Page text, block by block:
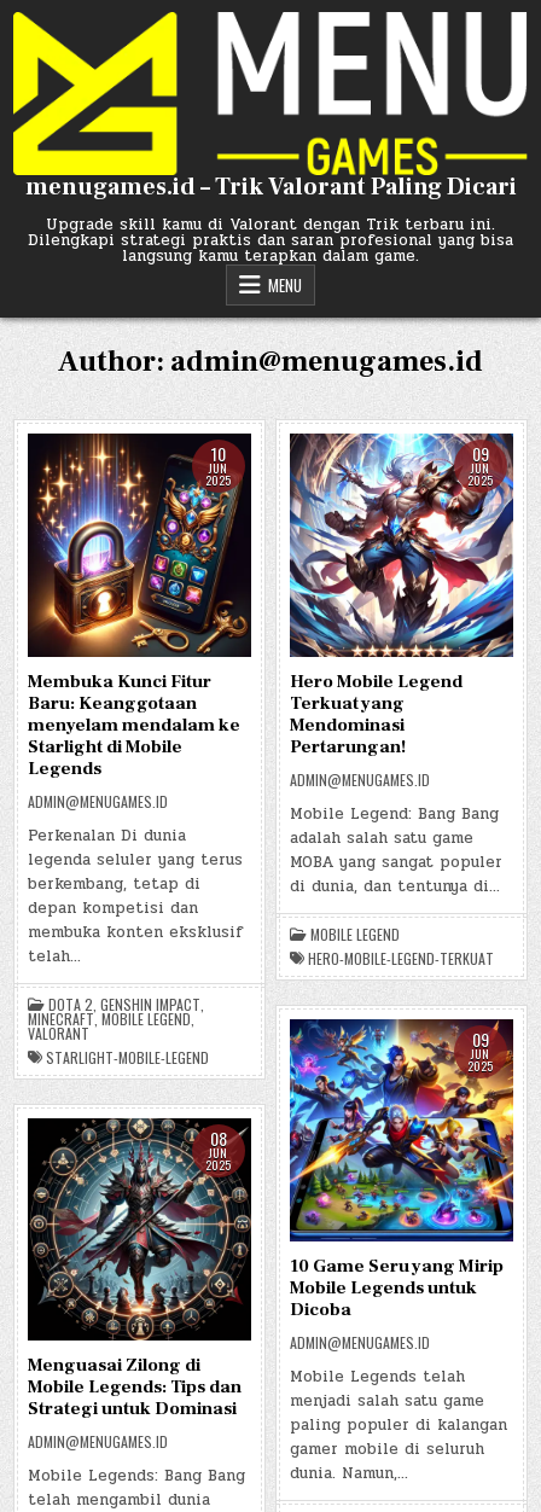
Skip
content
menugames.id – Trik Valorant Paling Dicari
Upgrade skill kamu di Valorant dengan Trik terbaru ini.
Dilengkapi strategi praktis dan saran profesional yang bisa
langsung kamu terapkan dalam game.
MENU
Author: admin@menugames.id
10
JUN
2025
Membuka Kunci Fitur
Baru: Keanggotaan
menyelam mendalam ke
Starlight di Mobile
Legends
ADMIN@MENUGAMES.ID
Perkenalan Di dunia
legenda seluler yang terus
berkembang, tetap di
depan kompetisi dan
membuka konten eksklusif
telah…
DOTA 2 ,GENSHIN IMPACT
MINECRAFT,MOBILE LEGEND
VALORANT
STARLIGHT-MOBILE-LEGEND
09
JUN
2025
Hero Mobile Legend
Terkuat yang
Mendominasi
Pertarungan!
ADMIN@MENUGAMES.ID
Mobile Legend: Bang Bang
adalah salah satu game
MOBA yang sangat populer
di dunia, dan tentunya di…
MOBILE LEGEND
HERO-MOBILE-LEGEND-TERKUAT
09
JUN
2025
10 Game Seru yang Mirip
Mobile Legends untuk
Dicoba
ADMIN@MENUGAMES.ID
Mobile Legends telah
menjadi salah satu game
paling populer di kalangan
gamer mobile di seluruh
dunia. Namun,…
08
JUN
2025
Menguasai Zilong di
Mobile Legends: Tips dan
Strategi untuk Dominasi
ADMIN@MENUGAMES.ID
Mobile Legends: Bang Bang
telah mengambil dunia